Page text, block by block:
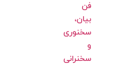
فن
بیان،
سخنوری
سخنرانی